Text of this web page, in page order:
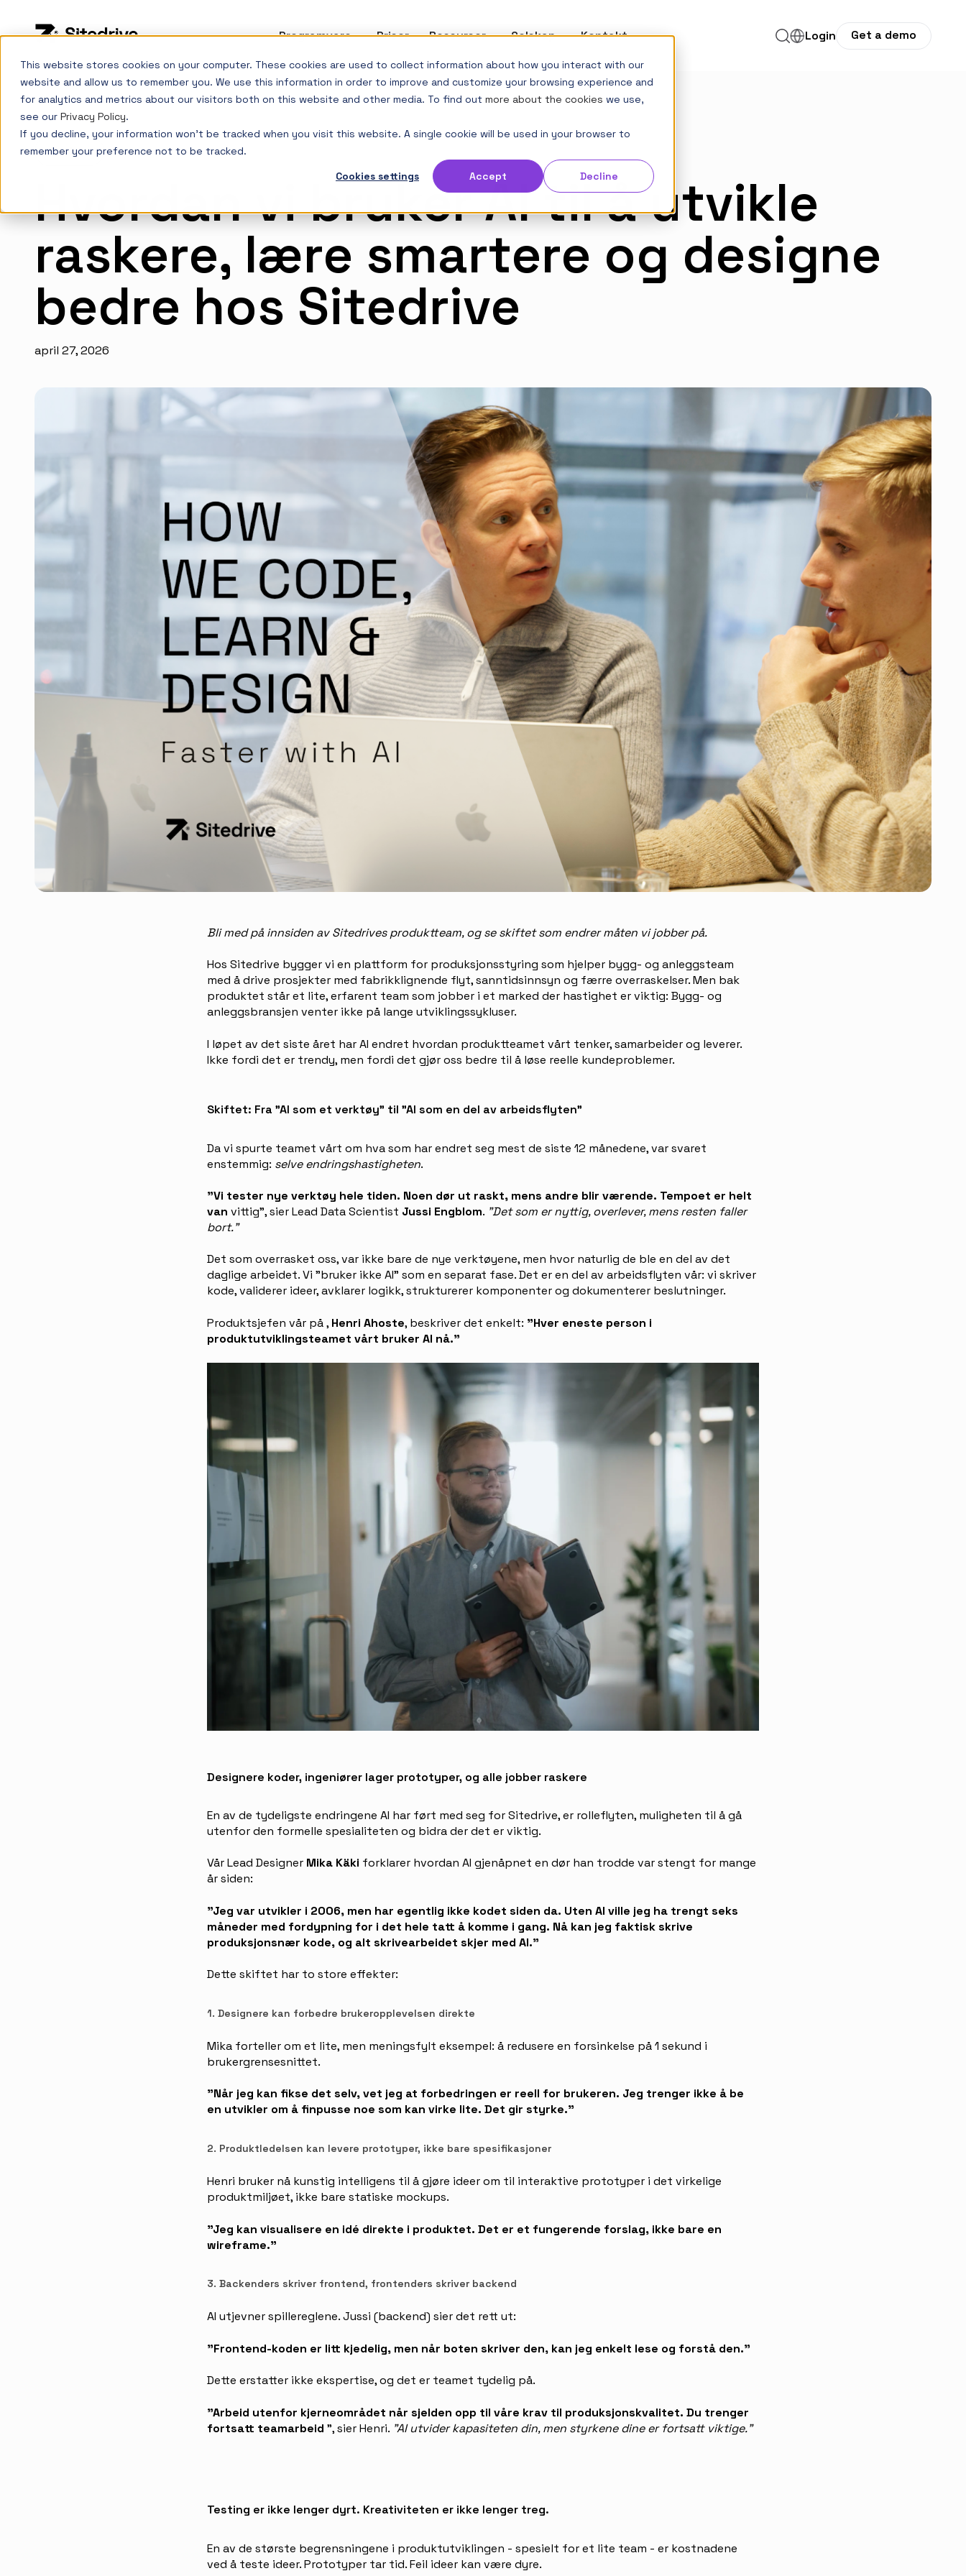
This website stores cookies on your computer. These cookies are used to collect information about how you interact with our
website and allow us to remember you. We use this information in order to improve and customize your browsing experience and
for analytics and metrics about our visitors both on this website and other media. To find out more about the cookies we use,
see our Privacy Policy.
If you decline, your information won’t be tracked when you visit this website. A single cookie will be used in your browser to
remember your preference not to be tracked.
Cookies settings
Accept Decline
ProgramvareShow submenu for Programvare
Priser RessurserShow submenu for Ressurser
SelskapShow submenu for Selskap
Kontakt Login Get a demo
Karriere
Hvordan vi bruker AI til å utvikle
raskere, lære smartere og designe
bedre hos Sitedrive
april 27, 2026
Bli med på innsiden av Sitedrives produktteam, og se skiftet som endrer måten vi jobber på.
Hos Sitedrive bygger vi en plattform for produksjonsstyring som hjelper bygg- og anleggsteam
med å drive prosjekter med fabrikklignende flyt, sanntidsinnsyn og færre overraskelser. Men bak
produktet står et lite, erfarent team som jobber i et marked der hastighet er viktig: Bygg- og
anleggsbransjen venter ikke på lange utviklingssykluser.
I løpet av det siste året har AI endret hvordan produktteamet vårt tenker, samarbeider og leverer.
Ikke fordi det er trendy, men fordi det gjør oss bedre til å løse reelle kundeproblemer.
Skiftet: Fra "AI som et verktøy" til "AI som en del av arbeidsflyten"
Da vi spurte teamet vårt om hva som har endret seg mest de siste 12 månedene, var svaret
enstemmig: selve endringshastigheten.
"Vi tester nye verktøy hele tiden. Noen dør ut raskt, mens andre blir værende. Tempoet er helt
van vittig", sier Lead Data Scientist Jussi Engblom. "Det som er nyttig, overlever, mens resten faller
bort."
Det som overrasket oss, var ikke bare de nye verktøyene, men hvor naturlig de ble en del av det
daglige arbeidet. Vi "bruker ikke AI" som en separat fase. Det er en del av arbeidsflyten vår: vi skriver
kode, validerer ideer, avklarer logikk, strukturerer komponenter og dokumenterer beslutninger.
Produktsjefen vår på, Henri Ahoste, beskriver det enkelt: "Hver eneste person i
produktutviklingsteamet vårt bruker AI nå."
Designere koder, ingeniører lager prototyper, og alle jobber raskere
En av de tydeligste endringene AI har ført med seg for Sitedrive, er rolleflyten, muligheten til å gå
utenfor den formelle spesialiteten og bidra der det er viktig.
Vår Lead Designer Mika Käki forklarer hvordan AI gjenåpnet en dør han trodde var stengt for mange
år siden:
"Jeg var utvikler i 2006, men har egentlig ikke kodet siden da. Uten AI ville jeg ha trengt seks
måneder med fordypning for i det hele tatt å komme i gang. Nå kan jeg faktisk skrive
produksjonsnær kode, og alt skrivearbeidet skjer med AI."
Dette skiftet har to store effekter:
1. Designere kan forbedre brukeropplevelsen direkte
Mika forteller om et lite, men meningsfylt eksempel: å redusere en forsinkelse på 1 sekund i
brukergrensesnittet.
"Når jeg kan fikse det selv, vet jeg at forbedringen er reell for brukeren. Jeg trenger ikke å be
en utvikler om å finpusse noe som kan virke lite. Det gir styrke."
2. Produktledelsen kan levere prototyper, ikke bare spesifikasjoner
Henri bruker nå kunstig intelligens til å gjøre ideer om til interaktive prototyper i det virkelige
produktmiljøet, ikke bare statiske mockups.
"Jeg kan visualisere en idé direkte i produktet. Det er et fungerende forslag, ikke bare en
wireframe."
3. Backenders skriver frontend, frontenders skriver backend
AI utjevner spillereglene. Jussi (backend) sier det rett ut:
"Frontend-koden er litt kjedelig, men når boten skriver den, kan jeg enkelt lese og forstå den."
Dette erstatter ikke ekspertise, og det er teamet tydelig på.
"Arbeid utenfor kjerneområdet når sjelden opp til våre krav til produksjonskvalitet. Du trenger
fortsatt teamarbeid ", sier Henri. "AI utvider kapasiteten din, men styrkene dine er fortsatt viktige."
Testing er ikke lenger dyrt. Kreativiteten er ikke lenger treg.
En av de største begrensningene i produktutviklingen - spesielt for et lite team - er kostnadene
ved å teste ideer. Prototyper tar tid. Feil ideer kan være dyre.